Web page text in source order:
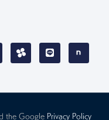
the Google Privacy Policy